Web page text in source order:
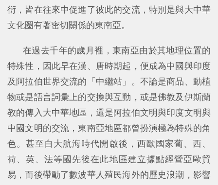
衍，皆在往來中促進了彼此的交流，特別是與大中華
文化圈有著密切關係的東南亞。
在過去千年的歲月裡，東南亞由於其地理位置的
特殊性，因此早在漢、唐時期起，便成為中國與印度
及阿拉伯世界交流的「中繼站」。不論是商品、動植
物或是語言詞彙上的交換與互動，或是佛教及伊斯蘭
教的傳入大中華地區，還是阿拉伯文明與印度文明與
中國文明的交流，東南亞地區都曾扮演極為特殊的角
色。甚至自大航海時代開啟後，西歐國家葡、西、
荷、英、法等國先後在此地區建立據點經營亞歐貿
易，而後帶動了數波華人殖民海外的歷史浪潮，影響